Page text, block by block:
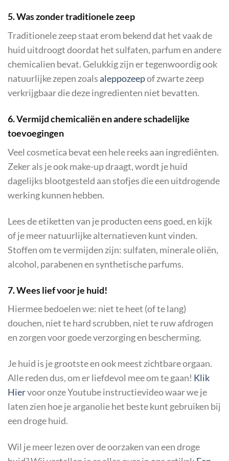
5. Was zonder traditionele zeep
Traditionele zeep staat erom bekend dat het vaak de
huid uitdroogt doordat het sulfaten, parfum en andere
chemicalien bevat. Gelukkig zijn er tegenwoordig ook
natuurlijke zepen zoalsaleppozeepof zwarte zeep
verkrijgbaar die deze ingredienten niet bevatten.
6. Vermijd chemicaliën en andere schadelijke
toevoegingen
Veel cosmetica bevat een hele reeks aan ingrediënten.
Zeker als je ook make-up draagt, wordt je huid
dagelijks blootgesteld aan stofjes die een uitdrogende
werking kunnen hebben.
Lees de etiketten van je producten eens goed, en kijk
of je meer natuurlijke alternatieven kunt vinden.
Stoffen om te vermijden zijn: sulfaten, minerale oliën,
alcohol, parabenen en synthetische parfums.
7. Wees lief voor je huid!
Hiermee bedoelen we: niet te heet (of te lang)
douchen, niet te hard scrubben, niet te ruw afdrogen
en zorgen voor goede verzorging en bescherming.
Je huid is je grootste en ook meest zichtbare orgaan.
Alle reden dus, om er liefdevol mee om te gaan! Klik
Hiervoor onze Youtube instructievideo waar we je
laten zien hoe je arganolie het beste kunt gebruiken bij
een droge huid.
Wil je meer lezen over de oorzaken van een droge